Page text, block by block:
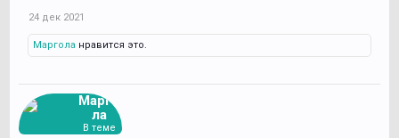
24 дек 2021
Маргола нравится это.
Марго
ла
В теме